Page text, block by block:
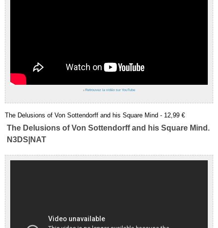
› Retrouvez la vidéo sur YouTube
The Delusions of Von Sottendorff and his Square Mind - 12,99 €
The Delusions of Von Sottendorff and his Square Mind.
N3DS|NAT